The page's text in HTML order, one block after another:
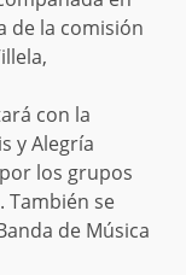
de la comisión
con la
y Alegría
los grupos
También se
de Música